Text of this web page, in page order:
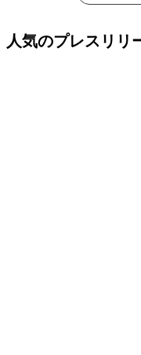
人気のプレスリリ